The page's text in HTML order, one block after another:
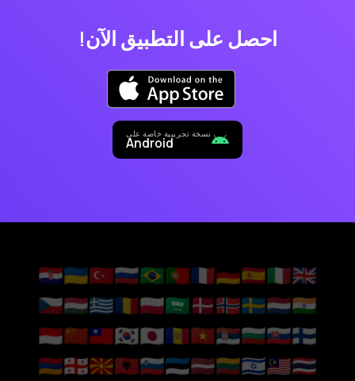
احصل على التطبيق الآن!
نسخة تجريبية خاصة على
Android
🇬🇧
🇮🇹
🇪🇸
🇩🇪
🇫🇷
🇵🇹
🇧🇷
🇷🇺
🇹🇷
🇺🇦
🇭🇷
🇮🇳
🇳🇱
🇸🇪
🇳🇴
🇩🇰
🇸🇦
🇵🇱
🇷🇴
🇬🇷
🇭🇺
🇨🇿
🇫🇮
🇸🇰
🇧🇬
🇷🇸
🇻🇳
🇦🇩
🇯🇵
🇰🇷
🇹🇼
🇨🇳
🇮🇩
🇹🇭
🇲🇾
🇮🇱
🇱🇹
🇱🇻
🇪🇪
🇸🇮
🇦🇱
🇲🇰
🇬🇪
🇦🇲